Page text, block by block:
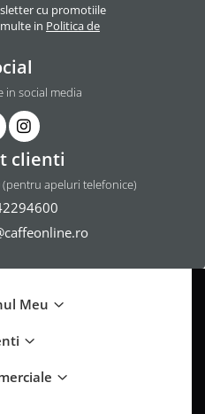
cu promotiile
in Politica de
in social media
clienti
(pentru apeluri telefonice)
Meu